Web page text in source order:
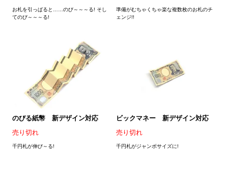
お札を引っぱると……のび～～～る! そし
てのび～～～る!
準備がむちゃくちゃ楽な複数枚のお札のチ
ェンジ!!
のびる紙幣 新デザイン対応
売り切れ
千円札が伸び～る!
ビックマネー 新デザイン対応
売り切れ
千円札がジャンボサイズに!